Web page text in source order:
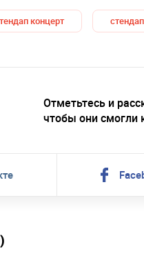
концерт
Отметьтесь и
чтобы они смогли